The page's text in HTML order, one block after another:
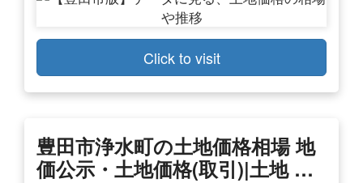
Click to visit
豊田市浄水町の土地価格相場 地
価公示・土地価格(取引)|土地 …